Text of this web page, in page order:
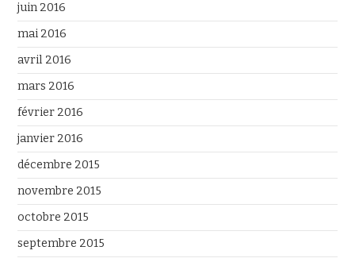
juin 2016
mai 2016
avril 2016
mars 2016
février 2016
janvier 2016
décembre 2015
novembre 2015
octobre 2015
septembre 2015